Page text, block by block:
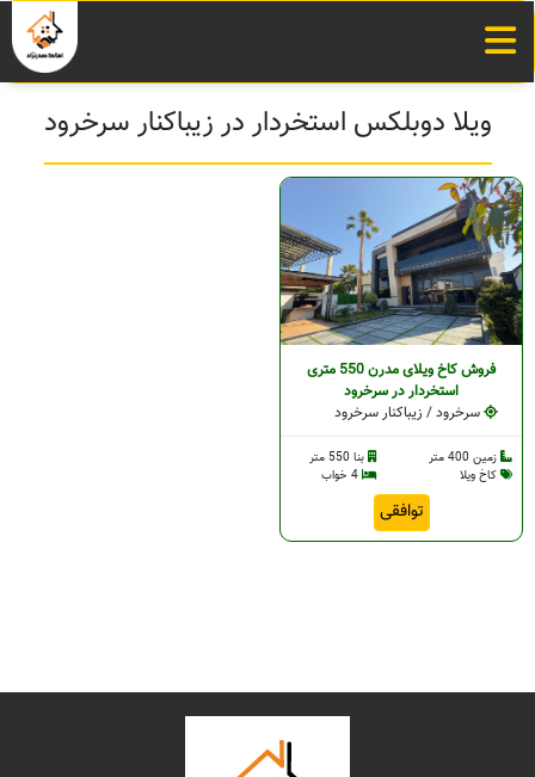
ویلا دوبلکس استخردار در زیباکنار سرخرود
فروش کاخ ویلای مدرن 550 متری
استخردار در سرخرود
سرخرود / زیباکنار سرخرود
زمین 400 متر
بنا 550 متر
کاخ ویلا
توافقی